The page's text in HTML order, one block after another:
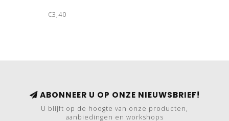
€3,40
ABONNEER U OP ONZE NIEUWSBRIEF!
U blijft op de hoogte van onze producten,
aanbiedingen en workshops